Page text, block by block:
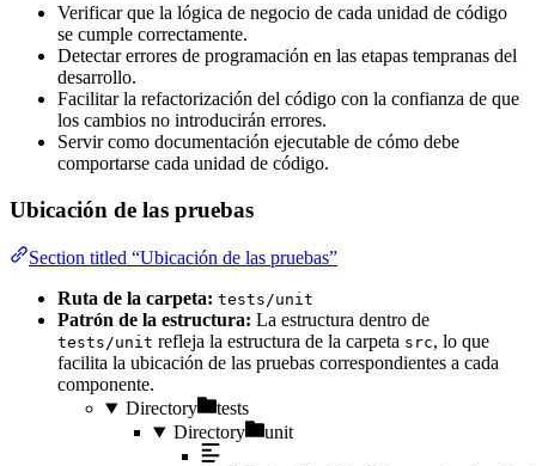
Verificar que la lógica de negocio de cada unidad de código
se cumple correctamente.
Detectar errores de programación en las etapas tempranas del
desarrollo.
Facilitar la refactorización del código con la confianza de que
los cambios no introducirán errores.
Servir como documentación ejecutable de cómo debe
comportarse cada unidad de código.
Ubicación de las pruebas
Section titled “Ubicación de las pruebas”
Ruta de la carpeta: tests/unit
Patrón de la estructura: La estructura dentro de
tests/unit refleja la estructura de la carpeta src, lo que
facilita la ubicación de las pruebas correspondientes a cada
componente.
Directory
tests
Directory
unit